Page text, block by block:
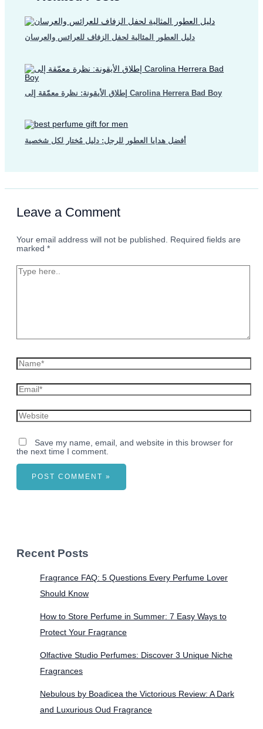
دليل العطور المثالية لحفل الزفاف للعرائس والعرسان
إطلاق الأيقونة: نظرة معمّقة إلى Carolina Herrera Bad Boy
أفضل هدايا العطور للرجل: دليل مُختار لكل شخصية
Leave a Comment
Your email address will not be published. Required fields are
marked *
Type
here..
Name*
Email*
Website
Save my name, email, and website in this browser for
the next time I comment.
Recent Posts
Fragrance FAQ: 5 Questions Every Perfume Lover
Should Know
How to Store Perfume in Summer: 7 Easy Ways to
Protect Your Fragrance
Olfactive Studio Perfumes: Discover 3 Unique Niche
Fragrances
Nebulous by Boadicea the Victorious Review: A Dark
and Luxurious Oud Fragrance